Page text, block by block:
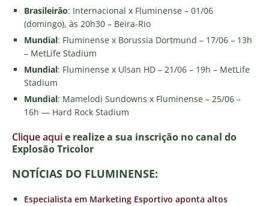
Brasileirão: Internacional x Fluminense – 01/06
(domingo), às 20h30 – Beira-Rio
Mundial: Fluminense x Borussia Dortmund – 17/06 – 13h
– MetLife Stadium
Mundial: Fluminense x Ulsan HD – 21/06 – 19h – MetLife
Stadium
Mundial: Mamelodi Sundowns x Fluminense – 25/06 –
16h — Hard Rock Stadium
Clique aquie realize a sua inscrição no canal do
Explosão Tricolor
NOTÍCIAS DO FLUMINENSE:
Especialista em Marketing Esportivo aponta altos